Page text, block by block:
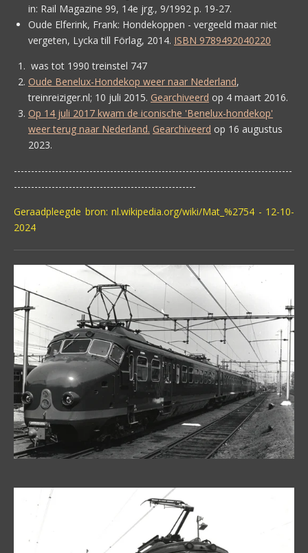
in: Rail Magazine 99, 14e jrg., 9/1992 p. 19-27.
Oude Elferink, Frank: Hondekoppen - vergeeld maar niet
vergeten, Lycka till Förlag, 2014. ISBN 9789492040220
was tot 1990 treinstel 747
Oude Benelux-Hondekop weer naar Nederland,
treinreiziger.nl; 10 juli 2015. Gearchiveerd op 4 maart 2016.
Op 14 juli 2017 kwam de iconische 'Benelux-hondekop'
weer terug naar Nederland. Gearchiveerd op 16 augustus
2023.
---------------------------------------------------------------------------------
-----------------------------------------------------
Geraadpleegde bron: nl.wikipedia.org/wiki/Mat_%2754 - 12-10-
2024